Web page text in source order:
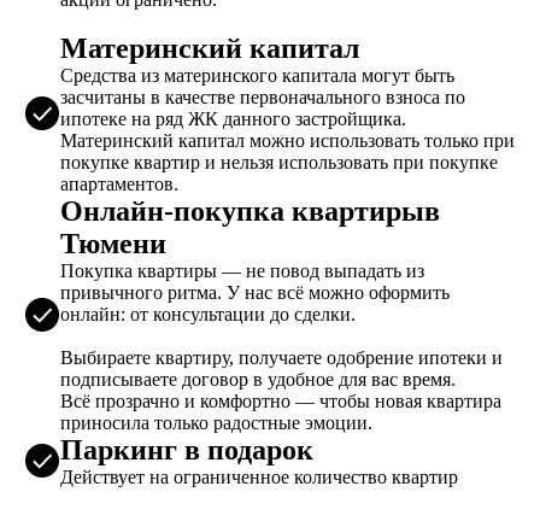
Материнский капитал
Средства из материнского капитала могут быть
засчитаны в качестве первоначального взноса по
ипотеке на ряд ЖК данного застройщика.
Материнский капитал можно использовать только при
покупке квартир и нельзя использовать при покупке
апартаментов.
Онлайн-покупка квартирыв
Тюмени
Покупка квартиры — не повод выпадать из
привычного ритма. У нас всё можно оформить
онлайн: от консультации до сделки.
Выбираете квартиру, получаете одобрение ипотеки и
подписываете договор в удобное для вас время.
Всё прозрачно и комфортно — чтобы новая квартира
приносила только радостные эмоции.
Паркинг в подарок
Действует на ограниченное количество квартир